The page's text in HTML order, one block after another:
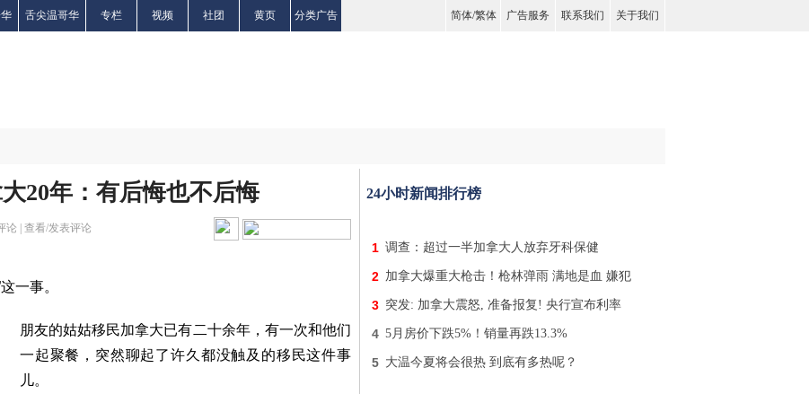
舌尖温哥华 专栏 视频 社团 黄页 分类广告 简体/繁体 广告服务 联系我们 关于我们
20年：有后悔也不后悔
论 | 查看/发表评论
一事。
朋友的姑姑移民加拿大已有二十余年，有一次和他们
一起聚餐，突然聊起了许久都没触及的移民这件事
儿。
24小时新闻排行榜
1 调查：超过一半加拿大人放弃牙科保健
2 加拿大爆重大枪击！枪林弹雨 满地是血 嫌犯
3 突发: 加拿大震怒, 准备报复! 央行宣布利率
4 5月房价下跌5%！销量再跌13.3%
5 大温今夏将会很热 到底有多热呢？